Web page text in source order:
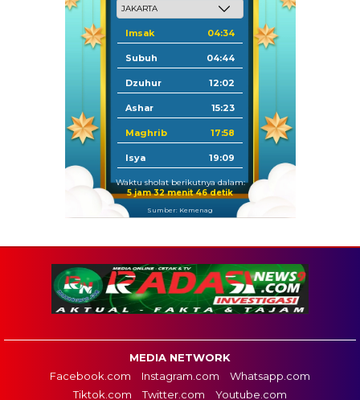
Imsak 04:34
Subuh 04:44
Dzuhur 12:02
Ashar 15:23
Maghrib 17:58
Isya 19:09
Waktu sholat berikutnya dalam:
5 jam 32 menit 45 detik
Sumber: Kemenag
MEDIA NETWORK
Facebook.com
Instagram.com
Whatsapp.com
Tiktok.com
Twitter.com Youtube.com